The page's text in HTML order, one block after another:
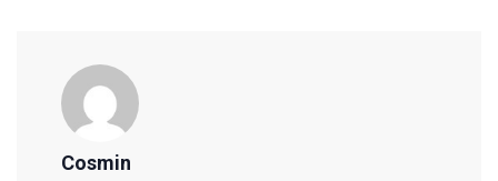
Cosmin